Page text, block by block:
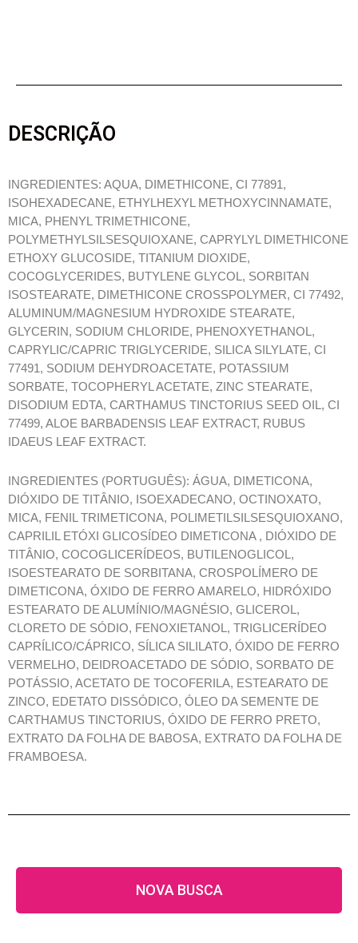
DESCRIÇÃO
INGREDIENTES: AQUA, DIMETHICONE, CI 77891,
ISOHEXADECANE, ETHYLHEXYL METHOXYCINNAMATE,
MICA, PHENYL TRIMETHICONE,
POLYMETHYLSILSESQUIOXANE, CAPRYLYL DIMETHICONE
ETHOXY GLUCOSIDE, TITANIUM DIOXIDE,
COCOGLYCERIDES, BUTYLENE GLYCOL, SORBITAN
ISOSTEARATE, DIMETHICONE CROSSPOLYMER, CI 77492,
ALUMINUM/MAGNESIUM HYDROXIDE STEARATE,
GLYCERIN, SODIUM CHLORIDE, PHENOXYETHANOL,
CAPRYLIC/CAPRIC TRIGLYCERIDE, SILICA SILYLATE, CI
77491, SODIUM DEHYDROACETATE, POTASSIUM
SORBATE, TOCOPHERYL ACETATE, ZINC STEARATE,
DISODIUM EDTA, CARTHAMUS TINCTORIUS SEED OIL, CI
77499, ALOE BARBADENSIS LEAF EXTRACT, RUBUS
IDAEUS LEAF EXTRACT.
INGREDIENTES (PORTUGUÊS): ÁGUA, DIMETICONA,
DIÓXIDO DE TITÂNIO, ISOEXADECANO, OCTINOXATO,
MICA, FENIL TRIMETICONA, POLIMETILSILSESQUIOXANO,
CAPRILIL ETÓXI GLICOSÍDEO DIMETICONA , DIÓXIDO DE
TITÂNIO, COCOGLICERÍDEOS, BUTILENOGLICOL,
ISOESTEARATO DE SORBITANA, CROSPOLÍMERO DE
DIMETICONA, ÓXIDO DE FERRO AMARELO, HIDRÓXIDO
ESTEARATO DE ALUMÍNIO/MAGNÉSIO, GLICEROL,
CLORETO DE SÓDIO, FENOXIETANOL, TRIGLICERÍDEO
CAPRÍLICO/CÁPRICO, SÍLICA SILILATO, ÓXIDO DE FERRO
VERMELHO, DEIDROACETADO DE SÓDIO, SORBATO DE
POTÁSSIO, ACETATO DE TOCOFERILA, ESTEARATO DE
ZINCO, EDETATO DISSÓDICO, ÓLEO DA SEMENTE DE
CARTHAMUS TINCTORIUS, ÓXIDO DE FERRO PRETO,
EXTRATO DA FOLHA DE BABOSA, EXTRATO DA FOLHA DE
FRAMBOESA.
NOVA BUSCA